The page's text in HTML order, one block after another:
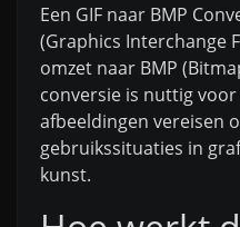
Een GIF naar BMP
(Graphics Interchange
omzet naar BMP
conversie is nuttig
afbeeldingen vereisen
gebruikssituaties in
kunst.